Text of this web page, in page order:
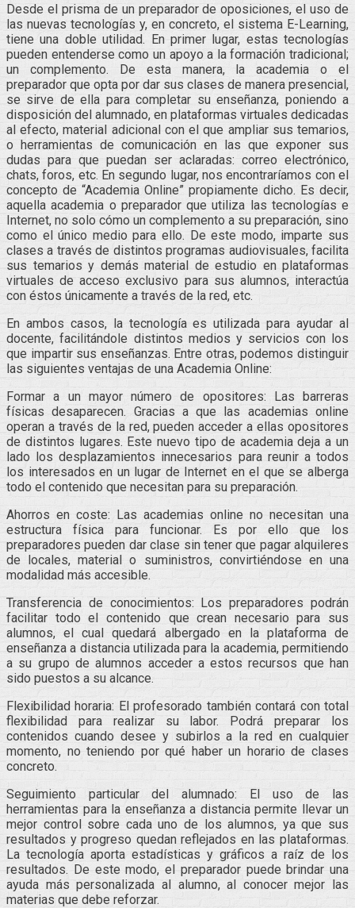
Desde el prisma de un preparador de oposiciones, el uso de
las nuevas tecnologías y, en concreto, el sistema E-Learning,
tiene una doble utilidad. En primer lugar, estas tecnologías
pueden entenderse como un apoyo a la formación tradicional;
un complemento. De esta manera, la academia o el
preparador que opta por dar sus clases de manera presencial,
se sirve de ella para completar su enseñanza, poniendo a
disposición del alumnado, en plataformas virtuales dedicadas
al efecto, material adicional con el que ampliar sus temarios,
o herramientas de comunicación en las que exponer sus
dudas para que puedan ser aclaradas: correo electrónico,
chats, foros, etc. En segundo lugar, nos encontraríamos con el
concepto de “Academia Online” propiamente dicho. Es decir,
aquella academia o preparador que utiliza las tecnologías e
Internet, no solo cómo un complemento a su preparación, sino
como el único medio para ello. De este modo, imparte sus
clases a través de distintos programas audiovisuales, facilita
sus temarios y demás material de estudio en plataformas
virtuales de acceso exclusivo para sus alumnos, interactúa
con éstos únicamente a través de la red, etc.
En ambos casos, la tecnología es utilizada para ayudar al
docente, facilitándole distintos medios y servicios con los
que impartir sus enseñanzas. Entre otras, podemos distinguir
las siguientes ventajas de una Academia Online:
Formar a un mayor número de opositores: Las barreras
físicas desaparecen. Gracias a que las academias online
operan a través de la red, pueden acceder a ellas opositores
de distintos lugares. Este nuevo tipo de academia deja a un
lado los desplazamientos innecesarios para reunir a todos
los interesados en un lugar de Internet en el que se alberga
todo el contenido que necesitan para su preparación.
Ahorros en coste: Las academias online no necesitan una
estructura física para funcionar. Es por ello que los
preparadores pueden dar clase sin tener que pagar alquileres
de locales, material o suministros, convirtiéndose en una
modalidad más accesible.
Transferencia de conocimientos: Los preparadores podrán
facilitar todo el contenido que crean necesario para sus
alumnos, el cual quedará albergado en la plataforma de
enseñanza a distancia utilizada para la academia, permitiendo
a su grupo de alumnos acceder a estos recursos que han
sido puestos a su alcance.
Flexibilidad horaria: El profesorado también contará con total
flexibilidad para realizar su labor. Podrá preparar los
contenidos cuando desee y subirlos a la red en cualquier
momento, no teniendo por qué haber un horario de clases
concreto.
Seguimiento particular del alumnado: El uso de las
herramientas para la enseñanza a distancia permite llevar un
mejor control sobre cada uno de los alumnos, ya que sus
resultados y progreso quedan reflejados en las plataformas.
La tecnología aporta estadísticas y gráficos a raíz de los
resultados. De este modo, el preparador puede brindar una
ayuda más personalizada al alumno, al conocer mejor las
materias que debe reforzar.